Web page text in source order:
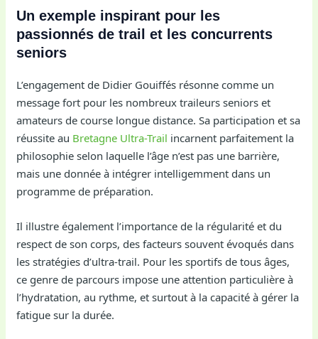
Un exemple inspirant pour les
passionnés de trail et les concurrents
seniors
L’engagement de Didier Gouiffés résonne comme un
message fort pour les nombreux traileurs seniors et
amateurs de course longue distance. Sa participation et sa
réussite au Bretagne Ultra-Trail incarnent parfaitement la
philosophie selon laquelle l’âge n’est pas une barrière,
mais une donnée à intégrer intelligemment dans un
programme de préparation.
Il illustre également l’importance de la régularité et du
respect de son corps, des facteurs souvent évoqués dans
les stratégies d’ultra-trail. Pour les sportifs de tous âges,
ce genre de parcours impose une attention particulière à
l’hydratation, au rythme, et surtout à la capacité à gérer la
fatigue sur la durée.